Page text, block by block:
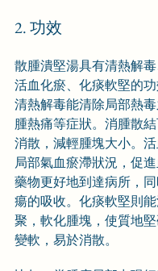
2. 功效
散腫潰堅湯具有清熱解毒
活血化瘀、化痰軟堅的功
清熱解毒能清除局部熱
腫熱痛等症狀。消腫散
消散，減輕腫塊大小。
局部氣血瘀滯狀況，促
藥物更好地到達病所，
瘍的吸收。化痰軟堅則
聚，軟化腫塊，使質地
變軟，易於消散。